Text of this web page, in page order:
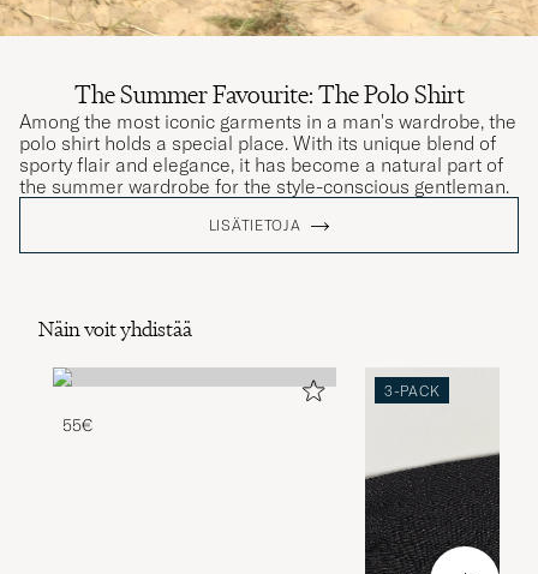
The Summer Favourite: The Polo Shirt
Among the most iconic garments in a man's wardrobe, the
polo shirt holds a special place. With its unique blend of
sporty flair and elegance, it has become a natural part of
the summer wardrobe for the style-conscious gentleman.
LISÄTIETOJA
Näin voit yhdistää
55€
3-PACK